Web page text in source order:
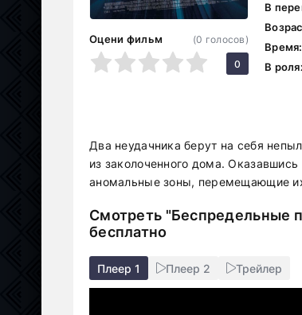
Оцени фильм
5
(0 голосов)
0
В
Время:
В
Два неудачника берут на себя
из заколоченного дома.
аномальные зоны, перемещающие
Смотреть "Беспредельные
бесплатно
Плеер 1 Плеер 2 Трейлер